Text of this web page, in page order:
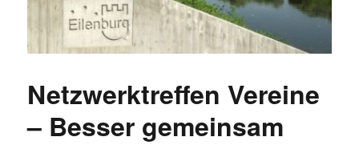
Netzwerktreffen Vereine
– Besser gemeinsam